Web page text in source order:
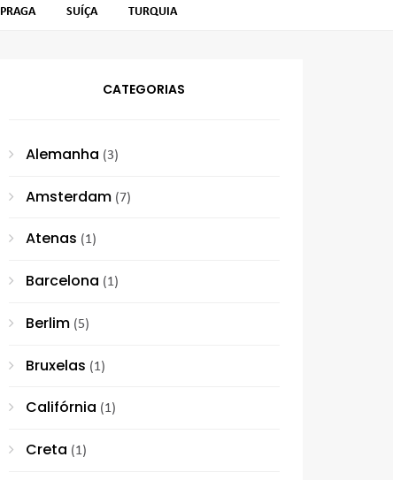
PRAGA SUÍÇA TURQUIA
CATEGORIAS
Alemanha (3)
Amsterdam (7)
Atenas (1)
Barcelona (1)
Berlim (5)
Bruxelas (1)
Califórnia (1)
Creta (1)